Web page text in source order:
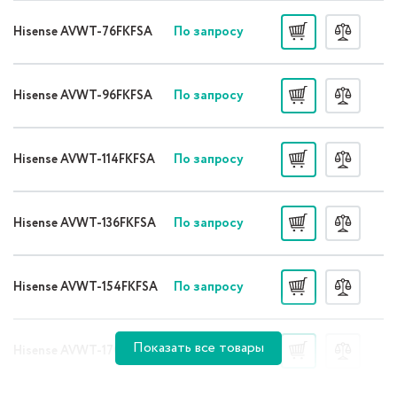
Hisense AVWT-76FKFSA По запросу
Hisense AVWT-96FKFSA По запросу
Hisense AVWT-114FKFSA По запросу
Hisense AVWT-136FKFSA По запросу
Hisense AVWT-154FKFSA По запросу
Hisense AVWT-170FKFSA По запросу
Показать все товары